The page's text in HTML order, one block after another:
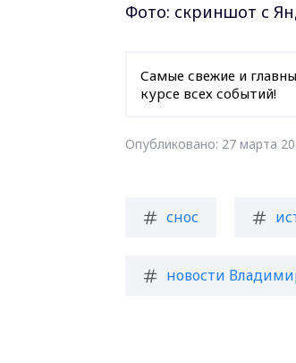
Фото: скриншот с
Самые свежие и
курсе всех событий!
Опубликовано: 27 марта
снос
новости